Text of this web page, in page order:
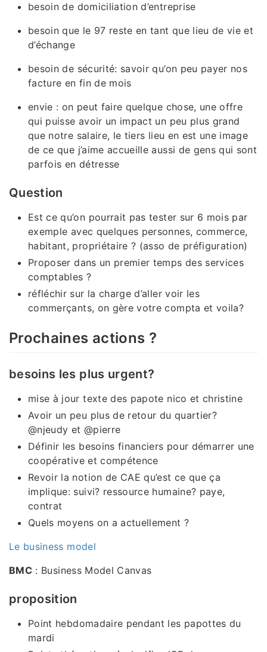
besoin de domiciliation d’entreprise
besoin que le 97 reste en tant que lieu de vie et
d’échange
besoin de sécurité: savoir qu’on peu payer nos
facture en fin de mois
envie : on peut faire quelque chose, une offre
qui puisse avoir un impact un peu plus grand
que notre salaire, le tiers lieu en est une image
de ce que j’aime accueille aussi de gens qui sont
parfois en détresse
Question
Est ce qu’on pourrait pas tester sur 6 mois par
exemple avec quelques personnes, commerce,
habitant, propriétaire ? (asso de préfiguration)
Proposer dans un premier temps des services
comptables ?
réfléchir sur la charge d’aller voir les
commerçants, on gère votre compta et voila?
Prochaines actions ?
besoins les plus urgent?
mise à jour texte des papote nico et christine
Avoir un peu plus de retour du quartier?
@njeudy et @pierre
Définir les besoins financiers pour démarrer une
coopérative et compétence
Revoir la notion de CAE qu’est ce que ça
implique: suivi? ressource humaine? paye,
contrat
Quels moyens on a actuellement ?
Le business model
BMC : Business Model Canvas
proposition
Point hebdomadaire pendant les papottes du
mardi